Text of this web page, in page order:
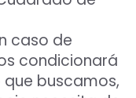
caso de
condicionará
buscamos,